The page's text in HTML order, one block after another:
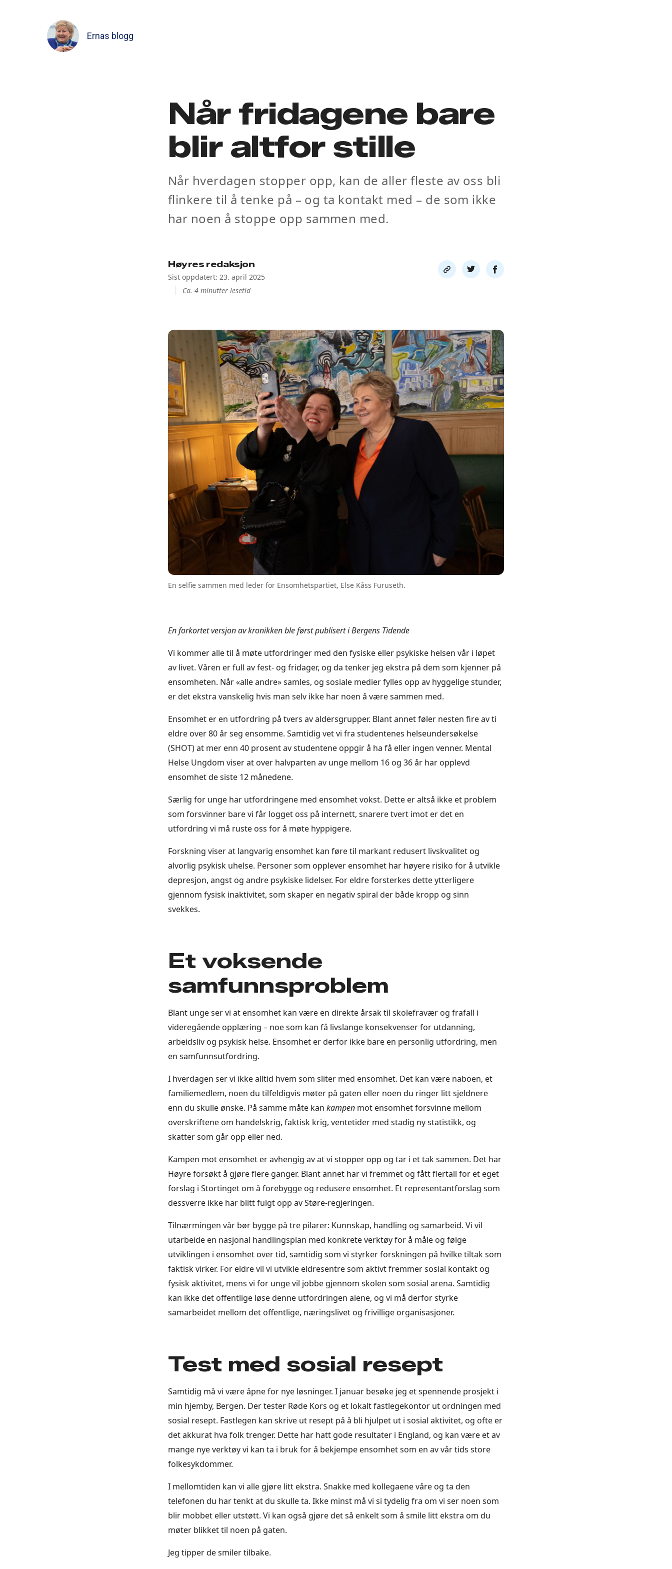
Ernas blogg
Når fridagene bare
blir altfor stille
Når hverdagen stopper opp, kan de aller fleste av oss bli
flinkere til å tenke på – og ta kontakt med – de som ikke
har noen å stoppe opp sammen med.
Høyres redaksjon
Sist oppdatert: 23. april 2025
Ca. 4 minutter lesetid
Del
link
Del
på
Del
på
En selfie sammen med leder for Ensomhetspartiet, Else Kåss Furuseth.
En forkortet versjon av kronikken ble først publisert i Bergens Tidende
Vi kommer alle til å møte utfordringer med den fysiske eller psykiske helsen vår i løpet
av livet. Våren er full av fest- og fridager, og da tenker jeg ekstra på dem som kjenner på
ensomheten. Når «alle andre» samles, og sosiale medier fylles opp av hyggelige stunder,
er det ekstra vanskelig hvis man selv ikke har noen å være sammen med.
Ensomhet er en utfordring på tvers av aldersgrupper. Blant annet føler nesten fire av ti
eldre over 80 år seg ensomme. Samtidig vet vi fra studentenes helseundersøkelse
(SHOT) at mer enn 40 prosent av studentene oppgir å ha få eller ingen venner. Mental
Helse Ungdom viser at over halvparten av unge mellom 16 og 36 år har opplevd
ensomhet de siste 12 månedene.
Særlig for unge har utfordringene med ensomhet vokst. Dette er altså ikke et problem
som forsvinner bare vi får logget oss på internett, snarere tvert imot er det en
utfordring vi må ruste oss for å møte hyppigere.
Forskning viser at langvarig ensomhet kan føre til markant redusert livskvalitet og
alvorlig psykisk uhelse. Personer som opplever ensomhet har høyere risiko for å utvikle
depresjon, angst og andre psykiske lidelser. For eldre forsterkes dette ytterligere
gjennom fysisk inaktivitet, som skaper en negativ spiral der både kropp og sinn
svekkes.
Et voksende
samfunnsproblem
Blant unge ser vi at ensomhet kan være en direkte årsak til skolefravær og frafall i
videregående opplæring – noe som kan få livslange konsekvenser for utdanning,
arbeidsliv og psykisk helse. Ensomhet er derfor ikke bare en personlig utfordring, men
en samfunnsutfordring.
I hverdagen ser vi ikke alltid hvem som sliter med ensomhet. Det kan være naboen, et
familiemedlem, noen du tilfeldigvis møter på gaten eller noen du ringer litt sjeldnere
enn du skulle ønske. På samme måte kan kampen mot ensomhet forsvinne mellom
overskriftene om handelskrig, faktisk krig, ventetider med stadig ny statistikk, og
skatter som går opp eller ned.
Kampen mot ensomhet er avhengig av at vi stopper opp og tar i et tak sammen. Det har
Høyre forsøkt å gjøre flere ganger. Blant annet har vi fremmet og fått flertall for et eget
forslag i Stortinget om å forebygge og redusere ensomhet. Et representantforslag som
dessverre ikke har blitt fulgt opp av Støre-regjeringen.
Tilnærmingen vår bør bygge på tre pilarer: Kunnskap, handling og samarbeid. Vi vil
utarbeide en nasjonal handlingsplan med konkrete verktøy for å måle og følge
utviklingen i ensomhet over tid, samtidig som vi styrker forskningen på hvilke tiltak som
faktisk virker. For eldre vil vi utvikle eldresentre som aktivt fremmer sosial kontakt og
fysisk aktivitet, mens vi for unge vil jobbe gjennom skolen som sosial arena. Samtidig
kan ikke det offentlige løse denne utfordringen alene, og vi må derfor styrke
samarbeidet mellom det offentlige, næringslivet og frivillige organisasjoner.
Test med sosial resept
Samtidig må vi være åpne for nye løsninger. I januar besøke jeg et spennende prosjekt i
min hjemby, Bergen. Der tester Røde Kors og et lokalt fastlegekontor ut ordningen med
sosial resept. Fastlegen kan skrive ut resept på å bli hjulpet ut i sosial aktivitet, og ofte er
det akkurat hva folk trenger. Dette har hatt gode resultater i England, og kan være et av
mange nye verktøy vi kan ta i bruk for å bekjempe ensomhet som en av vår tids store
folkesykdommer.
I mellomtiden kan vi alle gjøre litt ekstra. Snakke med kollegaene våre og ta den
telefonen du har tenkt at du skulle ta. Ikke minst må vi si tydelig fra om vi ser noen som
blir mobbet eller utstøtt. Vi kan også gjøre det så enkelt som å smile litt ekstra om du
møter blikket til noen på gaten.
Jeg tipper de smiler tilbake.